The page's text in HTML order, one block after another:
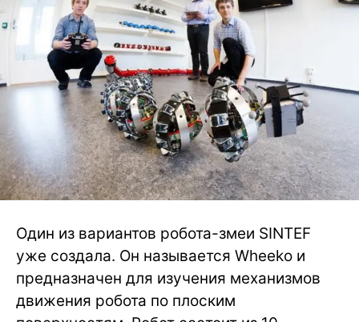
Один из вариантов робота-змеи SINTEF
уже создала. Он называется Wheeko и
предназначен для изучения механизмов
движения робота по плоским